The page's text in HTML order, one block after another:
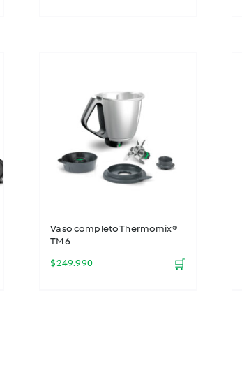
Vaso completo Thermomix®
TM6
$249.990 🛒